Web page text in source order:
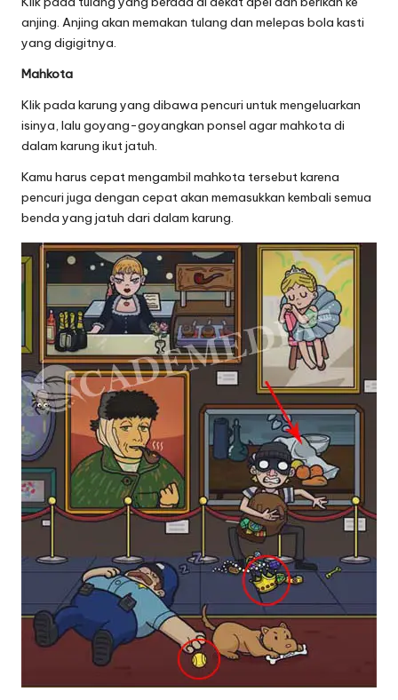
anjing. Anjing akan memakan tulang dan melepas bola kasti
yang digigitnya.
Mahkota
Klik pada karung yang dibawa pencuri untuk mengeluarkan
isinya, lalu goyang-goyangkan ponsel agar mahkota di
dalam karung ikut jatuh.
Kamu harus cepat mengambil mahkota tersebut karena
pencuri juga dengan cepat akan memasukkan kembali semua
benda yang jatuh dari dalam karung.